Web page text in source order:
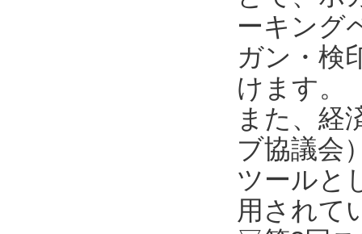
ーキング
ガン・検
けます。
また、経
ブ協議会
ツールと
用されて